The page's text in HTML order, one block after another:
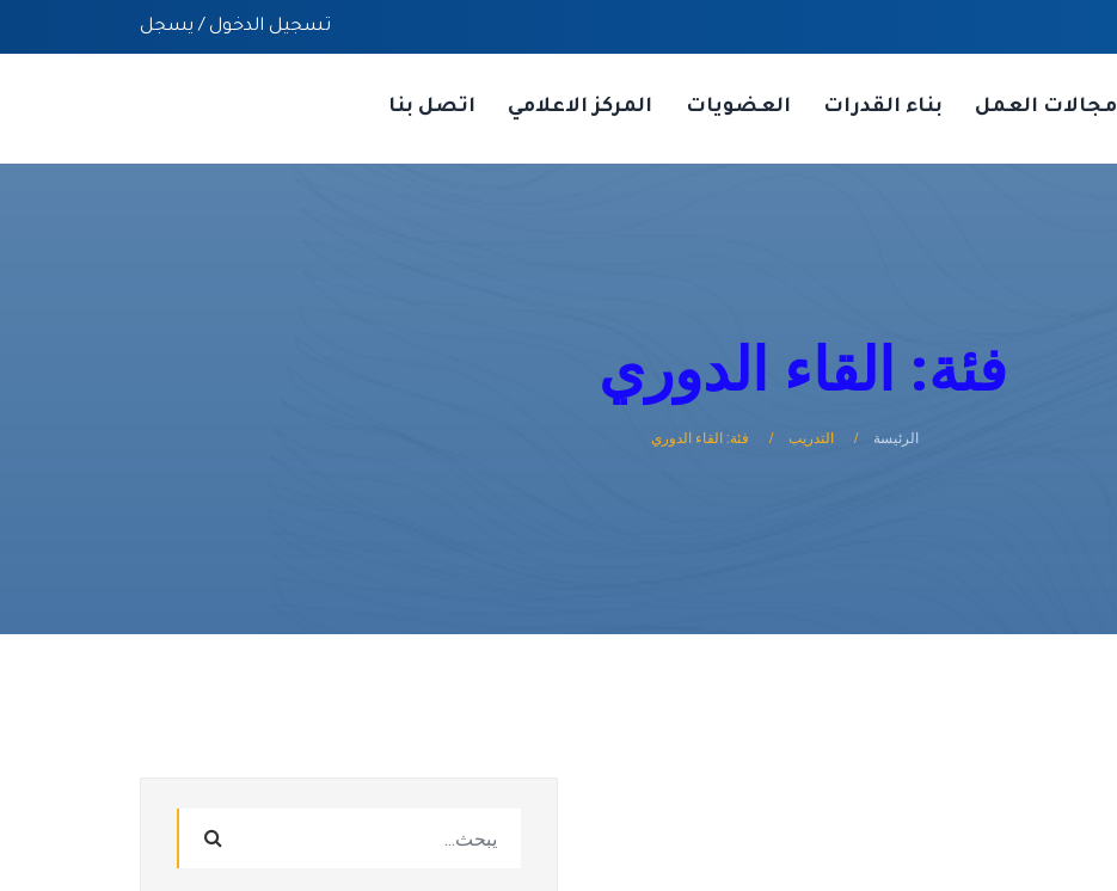
تسجيل الدخول / يسجل
مجالات العمل بناء القدرات العضويات المركز الاعلامي اتصل بنا
فئة: القاء الدوري
الرئيسة التدريب فئة: القاء الدوري